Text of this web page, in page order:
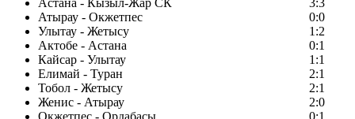
Астана - Кызыл-Жар СК
3:3
Атырау - Окжетпес
0:0
Улытау - Жетысу
1:2
Актобе - Астана
0:1
Кайсар - Улытау
1:1
Елимай - Туран
2:1
Тобол - Жетысу
2:1
Женис - Атырау
2:0